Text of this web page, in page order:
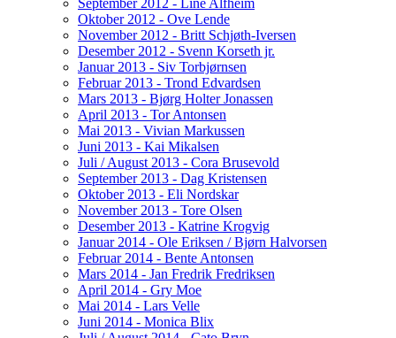
Oktober 2012 - Ove Lende
November 2012 - Britt Schjøth-Iversen
Desember 2012 - Svenn Korseth jr.
Januar 2013 - Siv Torbjørnsen
Februar 2013 - Trond Edvardsen
Mars 2013 - Bjørg Holter Jonassen
April 2013 - Tor Antonsen
Mai 2013 - Vivian Markussen
Juni 2013 - Kai Mikalsen
Juli / August 2013 - Cora Brusevold
September 2013 - Dag Kristensen
Oktober 2013 - Eli Nordskar
November 2013 - Tore Olsen
Desember 2013 - Katrine Krogvig
Januar 2014 - Ole Eriksen / Bjørn Halvorsen
Februar 2014 - Bente Antonsen
Mars 2014 - Jan Fredrik Fredriksen
April 2014 - Gry Moe
Mai 2014 - Lars Velle
Juni 2014 - Monica Blix